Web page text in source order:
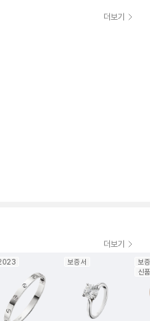
더보기
더보기
보증서
보
신